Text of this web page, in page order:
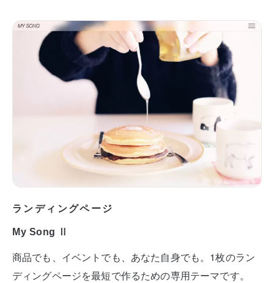
ランディングページ
My Song Ⅱ
商品でも、イベントでも、あなた自身でも。1枚のラン
ディングページを最短で作るための専用テーマです。